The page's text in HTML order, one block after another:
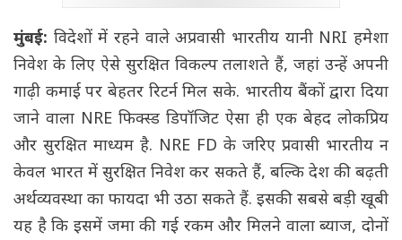
मुंबई: विदेशों में रहने वाले अप्रवासी भारतीय यानी NRI हमेशा
निवेश के लिए ऐसे सुरक्षित विकल्प तलाशते हैं, जहां उन्हें अपनी
गाढ़ी कमाई पर बेहतर रिटर्न मिल सके. भारतीय बैंकों द्वारा दिया
जाने वाला NRE फिक्स्ड डिपॉजिट ऐसा ही एक बेहद लोकप्रिय
और सुरक्षित माध्यम है. NRE FD के जरिए प्रवासी भारतीय न
केवल भारत में सुरक्षित निवेश कर सकते हैं, बल्कि देश की बढ़ती
अर्थव्यवस्था का फायदा भी उठा सकते हैं. इसकी सबसे बड़ी खूबी
यह है कि इसमें जमा की गई रकम और मिलने वाला ब्याज, दोनों